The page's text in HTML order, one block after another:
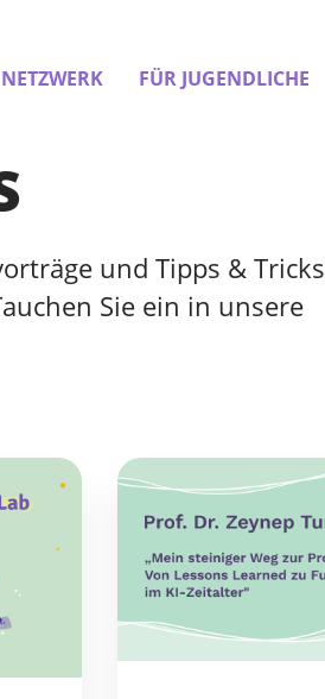
NETZWERK FÜR JUGENDLICHE
und Tipps & Tricks
Sie ein in unsere